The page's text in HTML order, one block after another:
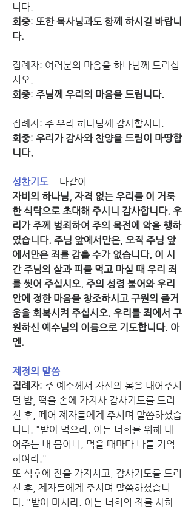
니다.
회중: 또한 목사님과도 함께 하시길 바랍니
다.
집례자: 여러분의 마음을 하나님께 드리십
시오.
회중: 주님께 우리의 마음을 드립니다.
집례자: 주 우리 하나님께 감사합시다.
회중: 우리가 감사와 찬양을 드림이 마땅합
니다.
성찬기도
  - 다같이
자비의 하나님, 자격 없는 우리를 이 거룩
한 식탁으로 초대해 주시니 감사합니다. 우
리가 주께 범죄하여 주의 목전에 악을 행하
였습니다. 주님 앞에서만은, 오직 주님 앞
에서만은 죄를 감출 수가 없습니다. 이 시
간 주님의 살과 피를 먹고 마실 때 우리 죄
를 씻어 주십시오. 주의 성령 불어와 우리
안에 정한 마음을 창조하시고 구원의 즐거
움을 회복시켜 주십시오. 우리를 죄에서 구
원하신 예수님의 이름으로 기도합니다. 아
멘.
제정의 말씀
집례자: 주 예수께서 자신의 몸을 내어주시
던 밤, 떡을 손에 가지사 감사기도를 드리
신 후, 떼어 제자들에게 주시며 말씀하셨습
니다. "받아 먹으라. 이는 너희를 위해 내
어주는 내 몸이니, 먹을 때마다 나를 기억
하여라."
또 식후에 잔을 가지시고, 감사기도를 드리
신 후, 제자들에게 주시며 말씀하셨습니
다. "받아 마시라. 이는 너희의 죄를 사하